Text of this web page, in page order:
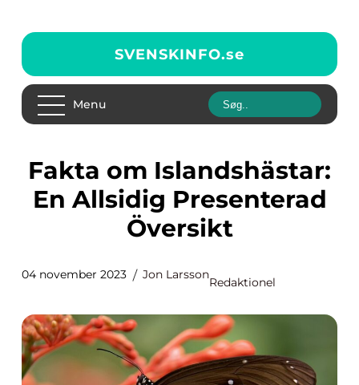
SVENSKINFO.se
Menu
Fakta om Islandshästar:
En Allsidig Presenterad
Översikt
04 november 2023 Jon Larsson
Redaktionel